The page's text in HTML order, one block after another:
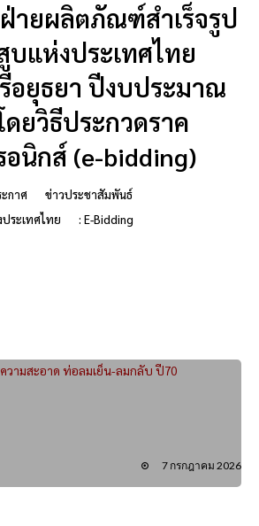
ฝ่ายผลิตภัณฑ์สำเร็จรูป
บแห่งประเทศไทย
อยุธยา ปีงบประมาณ
ดยวิธีประกวดราค
อนิกส์ (e-bidding)
กาศ
ข่าวประชาสัมพันธ์
ระเทศไทย
: E-Bidding
วามสะอาด ท่อลมเย็น-ลมกลับ ปี70
7 กรกฎาคม 2026